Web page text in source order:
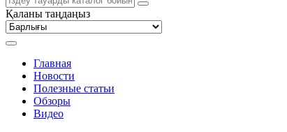
Қаланы таңдаңыз
Главная
Новости
Полезные статьи
Обзоры
Видео